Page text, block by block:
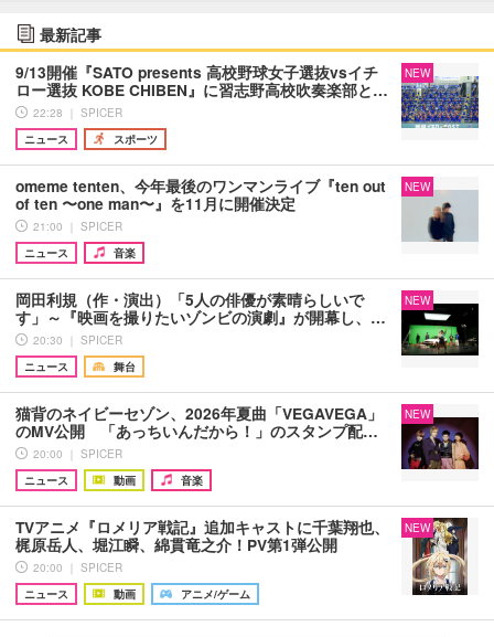
最新記事
9/13開催『SATO presents 高校野球女子選抜vsイチ
ロー選抜 KOBE CHIBEN』に習志野高校吹奏楽部と…
22:28 ｜ SPICER
ニュース
スポーツ
NEW
omeme tenten、今年最後のワンマンライブ『ten out
of ten 〜one man〜』を11月に開催決定
21:00 ｜ SPICER
ニュース
音楽
NEW
岡田利規（作・演出）「5人の俳優が素晴らしいで
す」～『映画を撮りたいゾンビの演劇』が開幕し、…
20:30 ｜ SPICER
ニュース
舞台
NEW
猫背のネイビーセゾン、2026年夏曲「VEGAVEGA」
のMV公開 「あっちいんだから！」のスタンプ配…
20:00 ｜ SPICER
ニュース
動画 音楽
NEW
TVアニメ『ロメリア戦記』追加キャストに千葉翔也、
梶原岳人、堀江瞬、綿貫竜之介！PV第1弾公開
20:00 ｜ SPICER
ニュース
動画 アニメ/ゲーム
NEW